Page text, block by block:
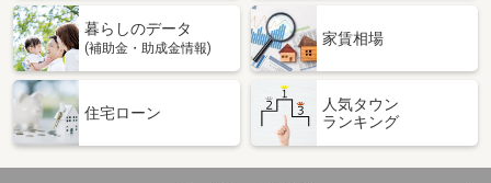
暮らしのデータ
(補助金・助成金情報)
家賃相場
住宅ローン
人気タウン
ランキング